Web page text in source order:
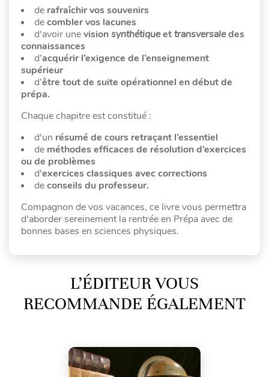
de rafraîchir vos souvenirs
decombler vos lacunes
d'avoir unevisionsynthétiqueettransversaledes
connaissances
d’acquérir l’exigence de l’enseignement
supérieur
d’être tout de suite opérationnel en début de
prépa.
Chaque chapitre est constitué :
d'un résumé de cours retraçant l’essentiel
de méthodes efficaces de résolution d’exercices
ou de problèmes
d'exercices classiques avec corrections
deconseils du professeur.
Compagnon de vos vacances, ce livre vous permettra
d'aborder sereinement la rentrée en Prépa avec de
bonnes bases en sciences physiques.
L’ÉDITEUR VOUS
RECOMMANDE ÉGALEMENT